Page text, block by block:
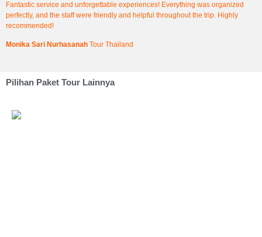
Fantastic service and unforgettable experiences! Everything was organized
perfectly, and the staff were friendly and helpful throughout the trip. Highly
recommended!
Monika Sari Nurhasanah Tour Thailand
Pilihan Paket Tour Lainnya